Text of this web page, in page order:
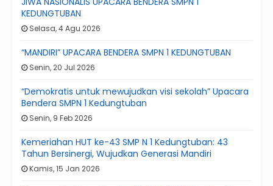
KEDUNGTUBAN
Selasa, 4 Agu 2026
“MANDIRI” UPACARA BENDERA SMPN 1 KEDUNGTUBAN
Senin, 20 Jul 2026
“Demokratis untuk mewujudkan visi sekolah” Upacara
Bendera SMPN 1 Kedungtuban
Senin, 9 Feb 2026
Kemeriahan HUT ke-43 SMP N 1 Kedungtuban: 43
Tahun Bersinergi, Wujudkan Generasi Mandiri
Kamis, 15 Jan 2026